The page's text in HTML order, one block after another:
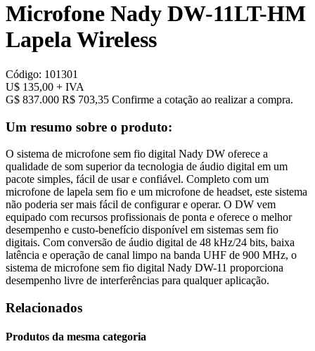
Microfone Nady DW-11LT-HM
Lapela Wireless
Código: 101301
U$ 135,00 + IVA
G$ 837.000 R$ 703,35 Confirme a cotação ao realizar a compra.
Um resumo sobre o produto:
O sistema de microfone sem fio digital Nady DW oferece a
qualidade de som superior da tecnologia de áudio digital em um
pacote simples, fácil de usar e confiável. Completo com um
microfone de lapela sem fio e um microfone de headset, este sistema
não poderia ser mais fácil de configurar e operar. O DW vem
equipado com recursos profissionais de ponta e oferece o melhor
desempenho e custo-benefício disponível em sistemas sem fio
digitais. Com conversão de áudio digital de 48 kHz/24 bits, baixa
latência e operação de canal limpo na banda UHF de 900 MHz, o
sistema de microfone sem fio digital Nady DW-11 proporciona
desempenho livre de interferências para qualquer aplicação.
Relacionados
Produtos da mesma categoria